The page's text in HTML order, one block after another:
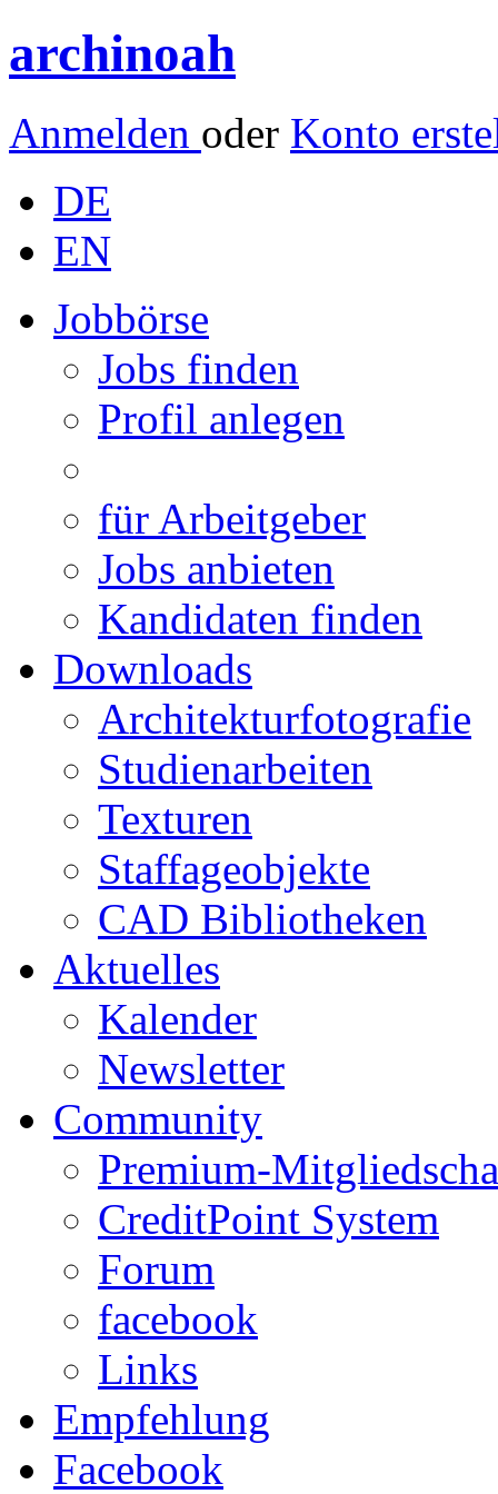
archinoah
Anmelden oder Konto
DE
EN
Jobbörse
Jobs finden
Profil anlegen
für Arbeitgeber
Jobs anbieten
Kandidaten finden
Downloads
Architekturfotografie
Studienarbeiten
Texturen
Staffageobjekte
CAD Bibliotheken
Aktuelles
Kalender
Newsletter
Community
Premium-
CreditPoint System
Forum
facebook
Links
Empfehlung
Facebook